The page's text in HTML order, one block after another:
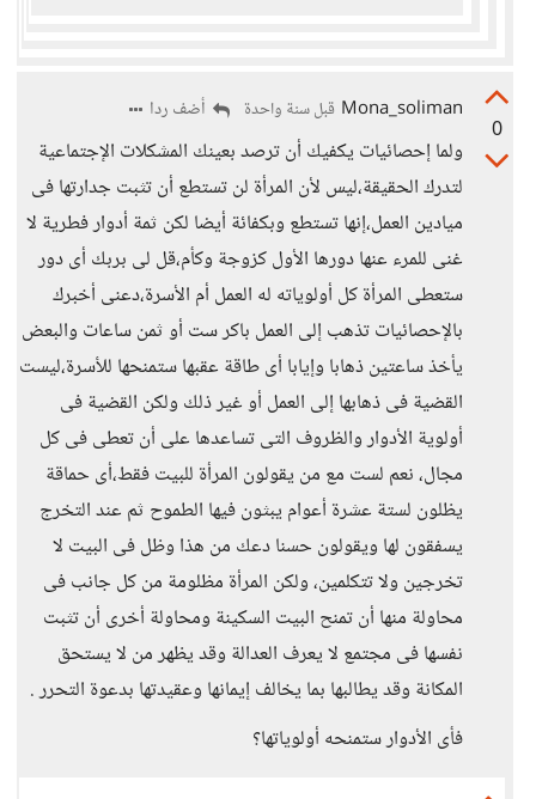
0
Mona_soliman قبل سنة واحدة أضف ردا
ولما إحصائيات يكفيك أن ترصد بعينك المشكلات الإجتماعية
لتدرك الحقيقة،ليس لأن المرأة لن تستطع أن تثبت جدارتها فى
ميادين العمل،إنها تستطع وبكفائة أيضا لكن ثمة أدوار فطرية لا
غنى للمرء عنها دورها الأول كزوجة وكأم،قل لى بربك أى دور
ستعطى المرأة كل أولوياته له العمل أم الأسرة،دعنى أخبرك
بالإحصائيات تذهب إلى العمل باكر ست أو ثمن ساعات والبعض
يأخذ ساعتين ذهابا وإيابا أى طاقة عقبها ستمنحها للأسرة،ليست
القضية فى ذهابها إلى العمل أو غير ذلك ولكن القضية فى
أولوية الأدوار والظروف التى تساعدها على أن تعطى فى كل
مجال، نعم لست مع من يقولون المرأة للبيت فقط،أى حماقة
يظلون لستة عشرة أعوام يبثون فيها الطموح ثم عند التخرج
يسفقون لها ويقولون حسنا دعك من هذا وظل فى البيت لا
تخرجين ولا تتكلمين، ولكن المرأة مظلومة من كل جانب فى
محاولة منها أن تمنح البيت السكينة ومحاولة أخرى أن تثبت
نفسها فى مجتمع لا يعرف العدالة وقد يظهر من لا يستحق
المكانة وقد يطالبها بما يخالف إيمانها وعقيدتها بدعوة التحرر .
فأى الأدوار ستمنحه أولوياتها؟